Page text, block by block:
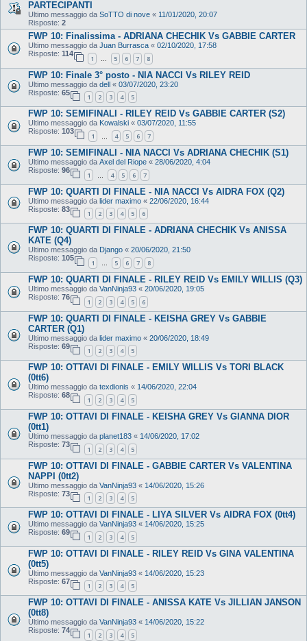
PARTECIPANTI
Ultimo messaggio da SoTTO di nove « 11/01/2020, 20:07
Risposte: 2
FWP 10: Finalissima - ADRIANA CHECHIK Vs GABBIE CARTER
Ultimo messaggio da Juan Burrasca « 02/10/2020, 17:58
Risposte: 114
1 … 5 6 7 8
FWP 10: Finale 3° posto - NIA NACCI Vs RILEY REID
Ultimo messaggio da dell « 03/07/2020, 23:20
Risposte: 65
1 2 3 4 5
FWP 10: SEMIFINALI - RILEY REID Vs GABBIE CARTER (S2)
Ultimo messaggio da Kowalski « 03/07/2020, 11:55
Risposte: 103
1 4 5 6 7
FWP 10: SEMIFINALI - NIA NACCI Vs ADRIANA CHECHIK (S1)
Ultimo messaggio da Axel del Riope « 28/06/2020, 4:04
Risposte: 96
1 … 4 5 6 7
FWP 10: QUARTI DI FINALE - NIA NACCI Vs AIDRA FOX (Q2)
Ultimo messaggio da lider maximo « 22/06/2020, 16:44
Risposte: 83
1 2 3 4 5 6
FWP 10: QUARTI DI FINALE - ADRIANA CHECHIK Vs ANISSA
KATE (Q4)
Ultimo messaggio da Django « 20/06/2020, 21:50
Risposte: 105
1 … 5 6 7 8
FWP 10: QUARTI DI FINALE - RILEY REID Vs EMILY WILLIS (Q3)
Ultimo messaggio da VanNinja93 « 20/06/2020, 19:05
Risposte: 76
1 2 3 4 5 6
FWP 10: QUARTI DI FINALE - KEISHA GREY Vs GABBIE
CARTER (Q1)
Ultimo messaggio da lider maximo « 20/06/2020, 18:49
Risposte: 69
1 2 3 4 5
FWP 10: OTTAVI DI FINALE - EMILY WILLIS Vs TORI BLACK
(0tt6)
Ultimo messaggio da texdionis « 14/06/2020, 22:04
Risposte: 68
1 2 3 4 5
FWP 10: OTTAVI DI FINALE - KEISHA GREY Vs GIANNA DIOR
(0tt1)
Ultimo messaggio da planet183 « 14/06/2020, 17:02
Risposte: 73
1 2 3 4 5
FWP 10: OTTAVI DI FINALE - GABBIE CARTER Vs VALENTINA
NAPPI (0tt2)
Ultimo messaggio da VanNinja93 « 14/06/2020, 15:26
Risposte: 73
1 2 3 4 5
FWP 10: OTTAVI DI FINALE - LIYA SILVER Vs AIDRA FOX (0tt4)
Ultimo messaggio da VanNinja93 « 14/06/2020, 15:25
Risposte: 69
1 2 3 4 5
FWP 10: OTTAVI DI FINALE - RILEY REID Vs GINA VALENTINA
(0tt5)
Ultimo messaggio da VanNinja93 « 14/06/2020, 15:23
Risposte: 67
1 2 3 4 5
FWP 10: OTTAVI DI FINALE - ANISSA KATE Vs JILLIAN JANSON
(0tt8)
Ultimo messaggio da VanNinja93 « 14/06/2020, 15:22
Risposte: 74
1 2 3 4 5